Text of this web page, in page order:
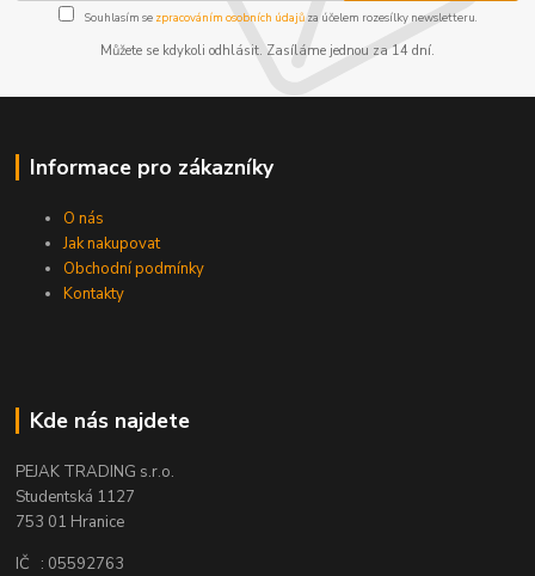
Souhlasím se zpracováním osobních údajůza účelem rozesílky newsletteru.
Můžete se kdykoli odhlásit. Zasíláme jednou za 14 dní.
Informace pro zákazníky
O nás
Jak nakupovat
Obchodní podmínky
Kontakty
Kde nás najdete
PEJAK TRADING s.r.o.
Studentská 1127
753 01 Hranice
IČ : 05592763